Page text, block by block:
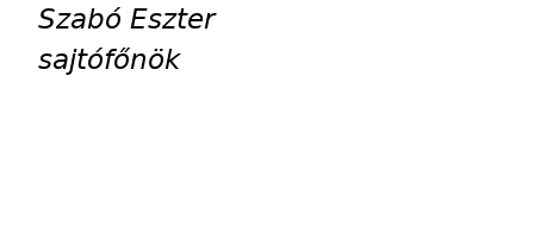
Szabó Eszter
sajtófőnök